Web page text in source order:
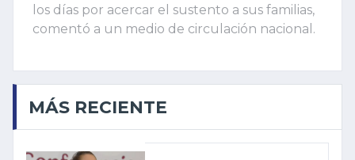
los días por acercar el sustento a sus familias,
comentó a un medio de circulación nacional.
MÁS RECIENTE